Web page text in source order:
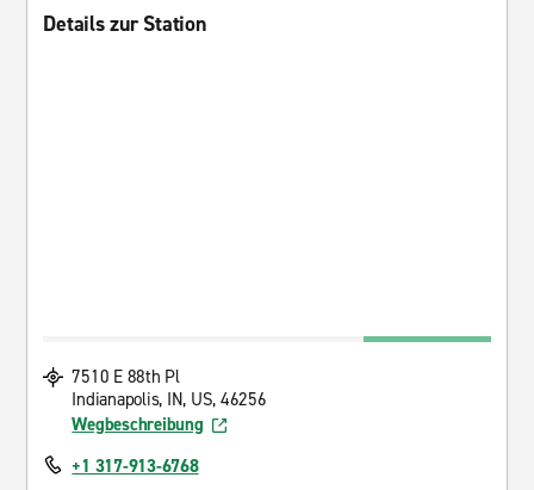
Details zur Station
7510 E 88th Pl
Indianapolis, IN, US, 46256
Wegbeschreibung
+1 317-913-6768